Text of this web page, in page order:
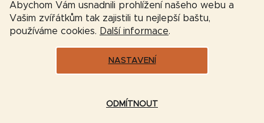
Abychom Vám usnadnili prohlížení našeho webu a
Vašim zvířátkům tak zajistili tu nejlepší baštu,
používáme cookies. Další informace.
NASTAVENÍ
ODMÍTNOUT
Vytvořil Shoptet